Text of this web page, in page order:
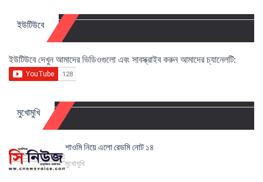
ইউটিউবে
ইউটিউবে দেখুন আমাদের ভিডিওগুলো এবং সাবস্ক্রাইব করুন আমাদের চ্যানেলটি:
মুখোমুখি
শাওমি নিয়ে এলো রেডমি নোট ১৪
মুখোমুখি